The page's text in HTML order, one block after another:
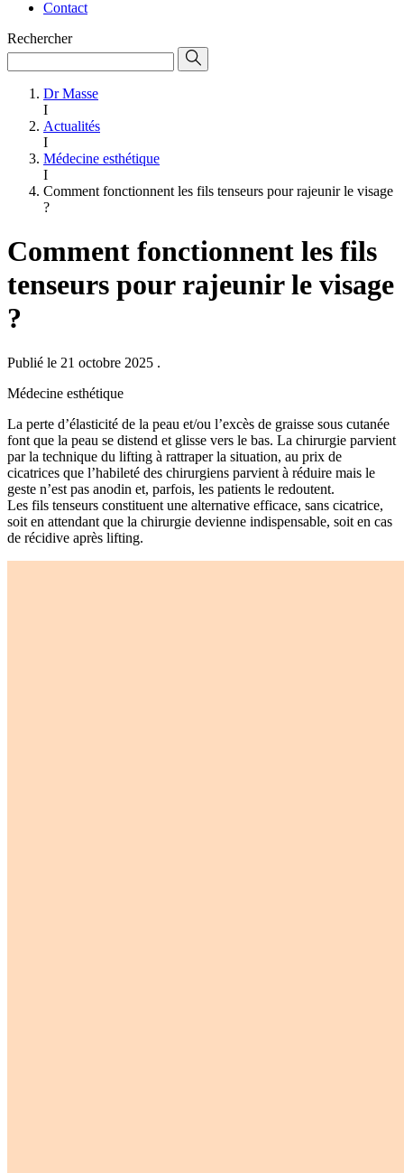
Contact
Rechercher
Dr Masse
I
Actualités
I
Médecine esthétique
I
Comment fonctionnent les fils tenseurs pour rajeunir le visage
?
Comment fonctionnent les fils
tenseurs pour rajeunir le visage
?
Publié le 21 octobre 2025 .
Médecine esthétique
La perte d’élasticité de la peau et/ou l’excès de graisse sous cutanée
font que la peau se distend et glisse vers le bas. La chirurgie parvient
par la technique du lifting à rattraper la situation, au prix de
cicatrices que l’habileté des chirurgiens parvient à réduire mais le
geste n’est pas anodin et, parfois, les patients le redoutent.
Les fils tenseurs constituent une alternative efficace, sans cicatrice,
soit en attendant que la chirurgie devienne indispensable, soit en cas
de récidive après lifting.